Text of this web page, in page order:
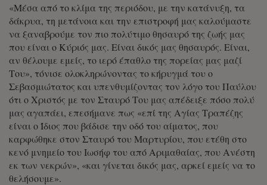
«Μέσα από το κλίμα της περιόδου, με την κατάνυξη, τα
δάκρυα, τη μετάνοια και την επιστροφή μας καλούμαστε
να ξαναβρούμε τον πιο πολύτιμο θησαυρό της ζωής μας
που είναι ο Κύριός μας. Είναι δικός μας θησαυρός. Είναι,
αν θέλουμε εμείς, το ιερό έπαθλο της πορείας μας μαζί
Του», τόνισε ολοκληρώνοντας το κήρυγμά του ο
Σεβασμιώτατος και υπενθυμίζοντας τον λόγο του Παύλου
ότι ο Χριστός με τον Σταυρό Του μας απέδειξε πόσο πολύ
μας αγαπάει, επεσήμανε πως «επί της Αγίας Τραπέζης
είναι ο Ίδιος που βάδισε την οδό του αίματος, που
καρφώθηκε στον Σταυρό του Μαρτυρίου, που ετέθη στο
κενό μνημείο του Ιωσήφ του από Αριμαθαίας, που Ανέστη
εκ των νεκρών», «και γίνεται δικός μας, αρκεί εμείς να το
θελήσουμε».